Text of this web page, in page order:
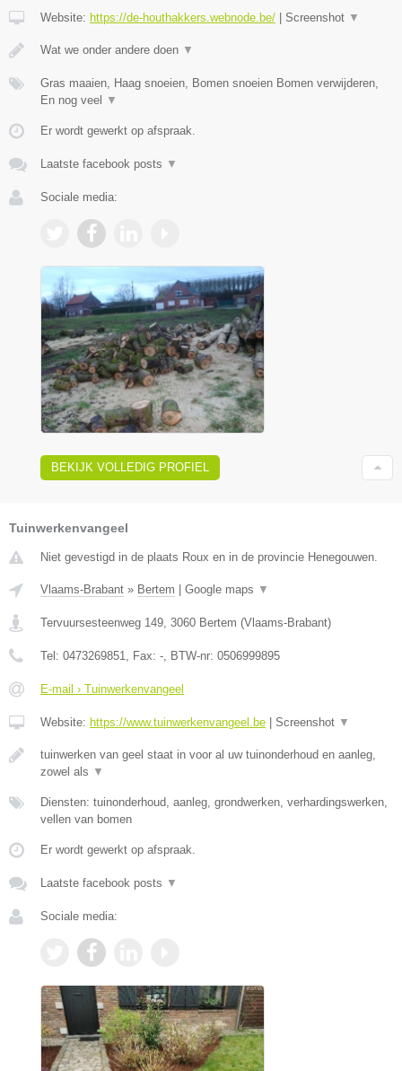
Website: https://de-houthakkers.webnode.be/ Screenshot ▼
Wat we onder andere doen ▼
Gras maaien, Haag snoeien, Bomen snoeien Bomen verwijderen,
En nog veel
▼
Er wordt gewerkt op afspraak.
Laatste facebook posts ▼
Sociale media:
BEKIJK VOLLEDIG PROFIEL
Tuinwerkenvangeel
Niet gevestigd in de plaats Roux en in de provincie Henegouwen.
Vlaams-Brabant » Bertem Google maps ▼
Tervuursesteenweg 149, 3060 Bertem (Vlaams-Brabant)
Tel: 0473269851, Fax: -, BTW-nr: 0506999895
E-mail › Tuinwerkenvangeel
Website: https://www.tuinwerkenvangeel.be Screenshot ▼
tuinwerken van geel staat in voor al uw tuinonderhoud en aanleg,
zowel als ▼
Diensten: tuinonderhoud, aanleg, grondwerken, verhardingswerken,
vellen van bomen
Er wordt gewerkt op afspraak.
Laatste facebook posts ▼
Sociale media: